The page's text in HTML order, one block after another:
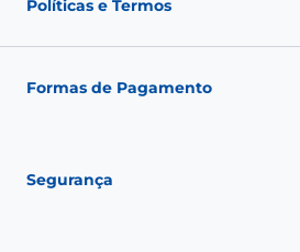
Fale conosco
Fashion Club
Políticas e Termos
Política de Troca
Política de Privacidade
Formas de Pagamento
Segurança